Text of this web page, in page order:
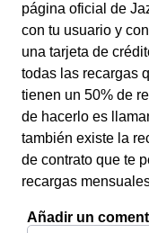
página oficial de
con tu usuario y
una tarjeta de
todas las recargas
tienen un 50% de
de hacerlo es
también existe la
de contrato que te
recargas
Añadir un